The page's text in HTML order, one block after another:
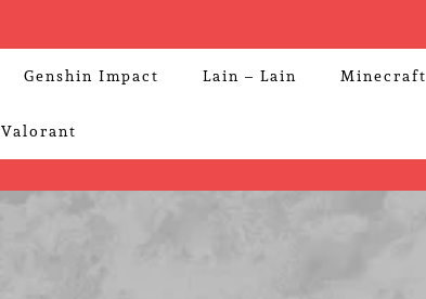
Genshin Impact Lain – Lain Minecraft
Valorant